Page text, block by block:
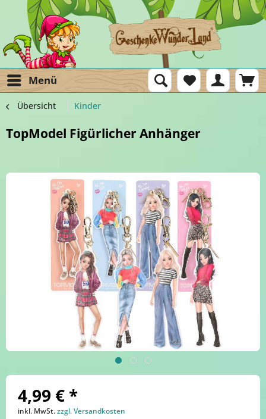
Menü
Übersicht Kinder
TopModel Figürlicher Anhänger
4,99 € *
inkl. MwSt.zzgl. Versandkosten